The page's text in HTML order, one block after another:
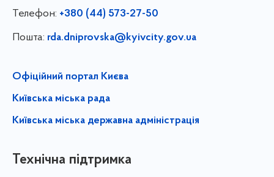
Телефон: +380 (44) 573-27-50
Пошта: rda.dniprovska@kyivcity.gov.ua
Офіційний портал Києва
Київська міська рада
Київська міська державна адміністрація
Технічна підтримка